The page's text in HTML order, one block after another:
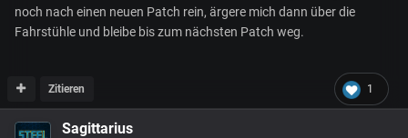
noch nach einen neuen Patch rein, ärgere mich dann über die
Fahrstühle und bleibe bis zum nächsten Patch weg.
1
Zitieren
Sagittarius